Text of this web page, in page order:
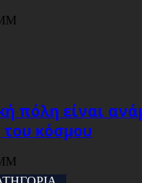
πόλη είναι
κόσμου